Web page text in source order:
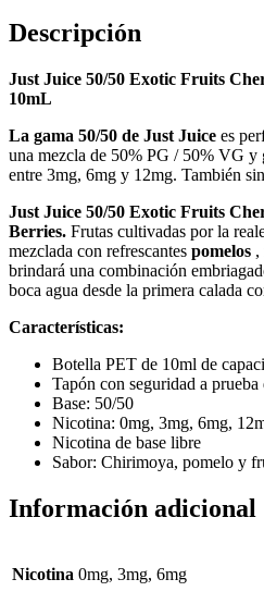
Descripción
Just Juice 50/50 Exotic Fruits
10mL
La gama 50/50 de Just Juice es
una mezcla de 50% PG / 50% VG y
entre 3mg, 6mg y 12mg. También
Just Juice 50/50 Exotic Fruits
Berries. Frutas cultivadas por la
mezclada con refrescantes pomelos ,
brindará una combinación
boca agua desde la primera calada
Características:
Botella PET de 10ml de
Tapón con seguridad a prueba
Base: 50/50
Nicotina: 0mg, 3mg, 6mg,
Nicotina de base libre
Sabor: Chirimoya, pomelo y
Información adicional
Nicotina 0mg, 3mg, 6mg